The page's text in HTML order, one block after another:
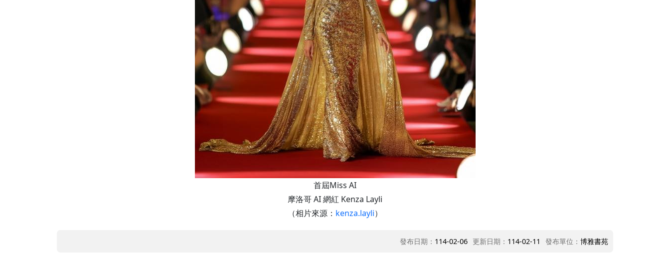
首屆Miss AI
摩洛哥 AI 網紅 Kenza Layli
（相片來源： kenza.layli）
發布日期： 114-02-06 更新日期： 114-02-11 發布單位： 博雅書苑